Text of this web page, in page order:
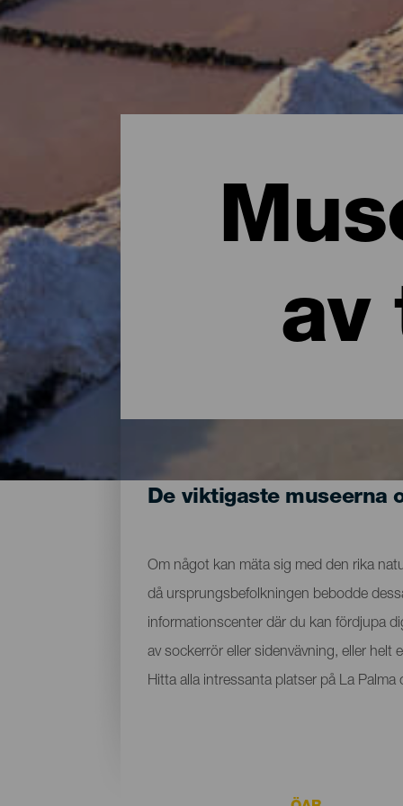
av
De viktigaste museerna
Om något kan mäta sig med den rika
då ursprungsbefolkningen bebodde
informationscenter där du kan fördjupa
av sockerrör eller sidenvävning, eller
Hitta alla intressanta platser på La